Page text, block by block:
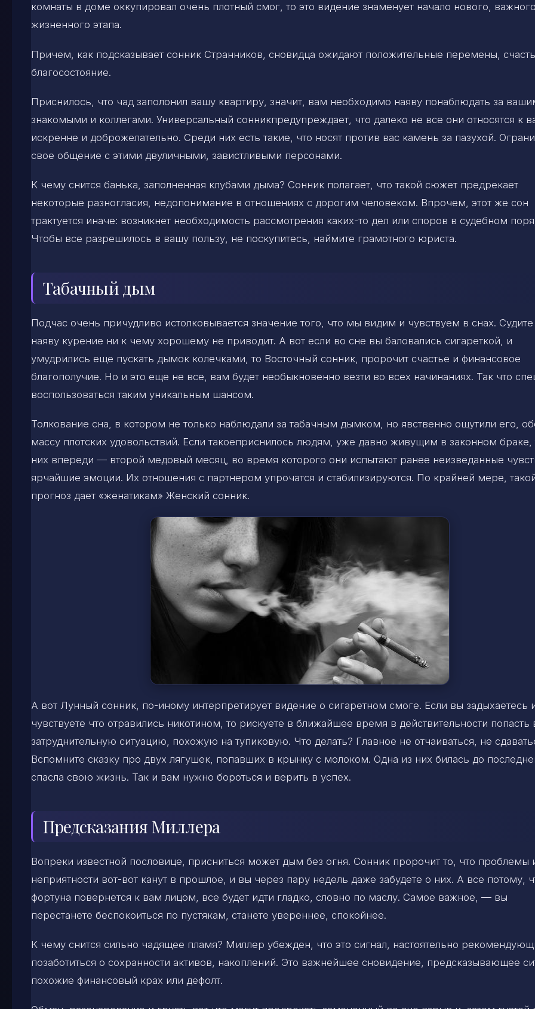
комнаты в доме оккупировал очень плотный смог, то это видение знаменует начало нового, важного
жизненного этапа.
Причем, как подсказывает сонник Странников, сновидца ожидают положительные перемены,
благосостояние.
Приснилось, что чад заполонил вашу квартиру, значит, вам необходимо наяву понаблюдать за
знакомыми и коллегами. Универсальный сонникпредупреждает, что далеко не все они относятся к
искренне и доброжелательно. Среди них есть такие, что носят против вас камень за пазухой.
свое общение с этими двуличными, завистливыми персонами.
К чему снится банька, заполненная клубами дыма? Сонник полагает, что такой сюжет предрекает
некоторые разногласия, недопонимание в отношениях с дорогим человеком. Впрочем, этот же сон
трактуется иначе: возникнет необходимость рассмотрения каких-то дел или споров в судебном
Чтобы все разрешилось в вашу пользу, не поскупитесь, наймите грамотного юриста.
Табачный дым
Подчас очень причудливо истолковывается значение того, что мы видим и чувствуем в снах.
наяву курение ни к чему хорошему не приводит. А вот если во сне вы баловались сигареткой, и
умудрились еще пускать дымок колечками, то Восточный сонник, пророчит счастье и финансовое
благополучие. Но и это еще не все, вам будет необыкновенно везти во всех начинаниях. Так что
воспользоваться таким уникальным шансом.
Толкование сна, в котором не только наблюдали за табачным дымком, но явственно ощутили его,
массу плотских удовольствий. Если такоеприснилось людям, уже давно живущим в законном браке,
них впереди — второй медовый месяц, во время которого они испытают ранее неизведанные
ярчайшие эмоции. Их отношения с партнером упрочатся и стабилизируются. По крайней мере,
прогноз дает «женатикам» Женский сонник.
А вот Лунный сонник, по-иному интерпретирует видение о сигаретном смоге. Если вы задыхаетесь
чувствуете что отравились никотином, то рискуете в ближайшее время в действительности попасть
затруднительную ситуацию, похожую на тупиковую. Что делать? Главное не отчаиваться, не
Вспомните сказку про двух лягушек, попавших в крынку с молоком. Одна из них билась до
спасла свою жизнь. Так и вам нужно бороться и верить в успех.
Предсказания Миллера
Вопреки известной пословице, присниться может дым без огня. Сонник пророчит то, что проблемы
неприятности вот-вот канут в прошлое, и вы через пару недель даже забудете о них. А все потому,
фортуна повернется к вам лицом, все будет идти гладко, словно по маслу. Самое важное, — вы
перестанете беспокоиться по пустякам, станете увереннее, спокойнее.
К чему снится сильно чадящее пламя? Миллер убежден, что это сигнал, настоятельно
позаботиться о сохранности активов, накоплений. Это важнейшее сновидение, предсказывающее
похожие финансовый крах или дефолт.